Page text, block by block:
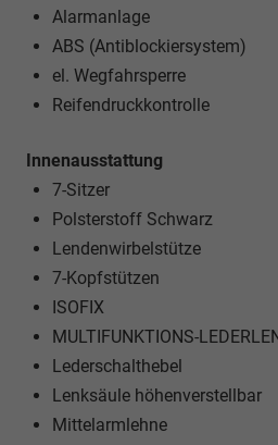
Alarmanlage
ABS (Antiblockiersystem)
el. Wegfahrsperre
Reifendruckkontrolle
Innenausstattung
7-Sitzer
Polsterstoff Schwarz
Lendenwirbelstütze
7-Kopfstützen
ISOFIX
MULTIFUNKTIONS-
Lederschalthebel
Lenksäule höhenverstellbar
Mittelarmlehne